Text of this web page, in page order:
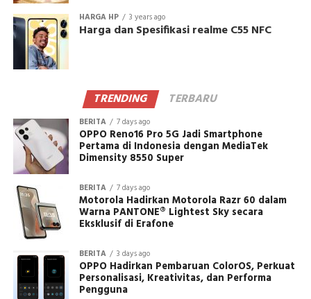
HARGA HP 3 years ago
Harga dan Spesifikasi realme C55 NFC
TRENDING TERBARU
BERITA 7 days ago
OPPO Reno16 Pro 5G Jadi Smartphone
Pertama di Indonesia dengan MediaTek
Dimensity 8550 Super
BERITA 7 days ago
Motorola Hadirkan Motorola Razr 60 dalam
Warna PANTONE® Lightest Sky secara
Eksklusif di Erafone
BERITA 3 days ago
OPPO Hadirkan Pembaruan ColorOS, Perkuat
Personalisasi, Kreativitas, dan Performa
Pengguna